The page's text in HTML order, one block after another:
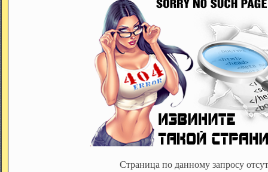
Страница по данному запросу